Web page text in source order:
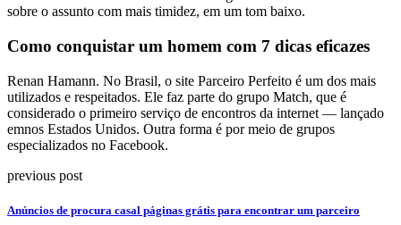
sobre o assunto com mais timidez, em um tom baixo.
Como conquistar um homem com 7 dicas eficazes
Renan Hamann. No Brasil, o site Parceiro Perfeito é um dos mais
utilizados e respeitados. Ele faz parte do grupo Match, que é
considerado o primeiro serviço de encontros da internet — lançado
emnos Estados Unidos. Outra forma é por meio de grupos
especializados no Facebook.
previous post
Anúncios de procura casal páginas grátis para encontrar um parceiro